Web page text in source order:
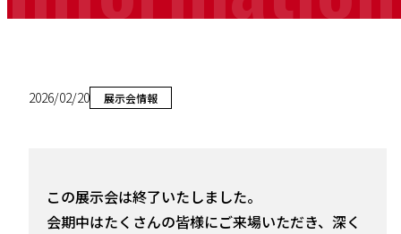
2026/02/20 展示会情報
この展示会は終了いたしました。
会期中はたくさんの皆様にご来場いただき、深く